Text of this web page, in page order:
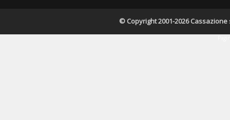
© Copyright 2001-2026 Cassazione